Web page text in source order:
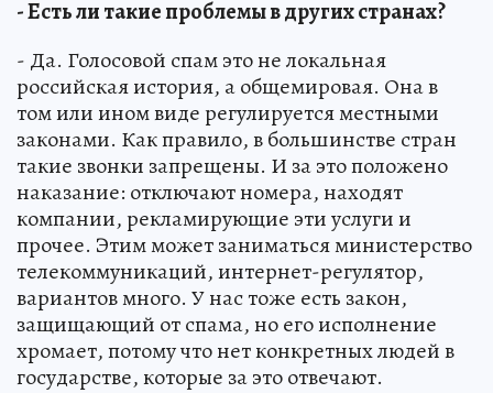
- Есть ли такие проблемы в других странах?
- Да. Голосовой спам это не локальная
российская история, а общемировая. Она в
том или ином виде регулируется местными
законами. Как правило, в большинстве стран
такие звонки запрещены. И за это положено
наказание: отключают номера, находят
компании, рекламирующие эти услуги и
прочее. Этим может заниматься министерство
телекоммуникаций, интернет-регулятор,
вариантов много. У нас тоже есть закон,
защищающий от спама, но его исполнение
хромает, потому что нет конкретных людей в
государстве, которые за это отвечают.